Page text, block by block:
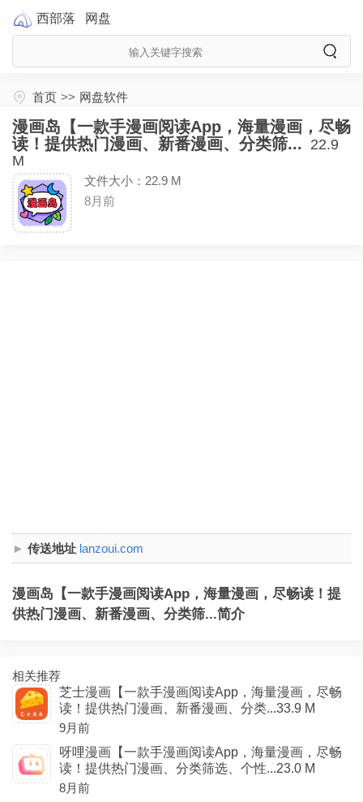
西部落 网盘
首页 >> 网盘软件
漫画岛【一款手漫画阅读App，海量漫画，尽畅
读！提供热门漫画、新番漫画、分类筛... 22.9
M
文件大小：22.9 M
8月前
传送地址 lanzoui.com
漫画岛【一款手漫画阅读App，海量漫画，尽畅读！提
供热门漫画、新番漫画、分类筛...简介
相关推荐
芝士漫画【一款手漫画阅读App，海量漫画，尽畅
读！提供热门漫画、新番漫画、分类...33.9 M
9月前
呀哩漫画【一款手漫画阅读App，海量漫画，尽畅
读！提供热门漫画、分类筛选、个性...23.0 M
8月前